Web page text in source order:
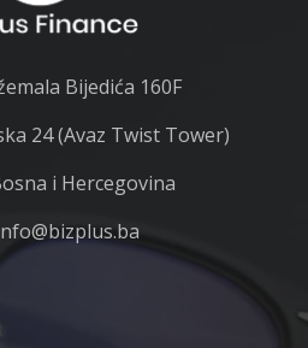
Bijedića 160F
24 (Avaz Twist Tower)
i Hercegovina